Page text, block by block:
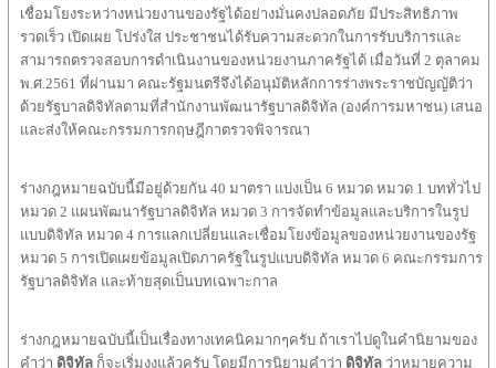
เชื่อมโยงระหว่างหน่วยงานของรัฐได้อย่างมั่นคงปลอดภัย มีประสิทธิภาพ
รวดเร็ว เปิดเผย โปร่งใส ประชาชนได้รับความสะดวกในการรับบริการและ
สามารถตรวจสอบการดำเนินงานของหน่วยงานภาครัฐได้ เมื่อวันที่ 2 ตุลาคม
พ.ศ.2561 ที่ผ่านมา คณะรัฐมนตรีจึงได้อนุมัติหลักการร่างพระราชบัญญัติว่า
ด้วยรัฐบาลดิจิทัลตามที่สำนักงานพัฒนารัฐบาลดิจิทัล (องค์การมหาชน) เสนอ
และส่งให้คณะกรรมการกฤษฎีกาตรวจพิจารณา
ร่างกฎหมายฉบับนี้มีอยู่ด้วยกัน 40 มาตรา แบ่งเป็น 6 หมวด หมวด 1 บททั่วไป
หมวด 2 แผนพัฒนารัฐบาลดิจิทัล หมวด 3 การจัดทำข้อมูลและบริการในรูป
แบบดิจิทัล หมวด 4 การแลกเปลี่ยนและเชื่อมโยงข้อมูลของหน่วยงานของรัฐ
หมวด 5 การเปิดเผยข้อมูลเปิดภาครัฐในรูปแบบดิจิทัล หมวด 6 คณะกรรมการ
รัฐบาลดิจิทัล และท้ายสุดเป็นบทเฉพาะกาล
ร่างกฎหมายฉบับนี้เป็นเรื่องทางเทคนิคมากๆครับ ถ้าเราไปดูในคำนิยามของ
คำว่า ดิจิทัล ก็จะเริ่มงงแล้วครับ โดยมีการนิยามคำว่า ดิจิทัล ว่าหมายความ